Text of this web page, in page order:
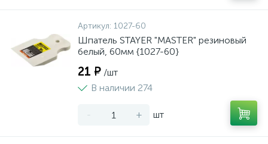
Артикул: 1027-60
Шпатель STAYER "MASTER" резиновый
белый, 60мм {1027-60}
21 ₽ /шт
В наличии 274
- + шт